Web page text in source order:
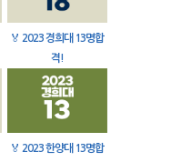
🏅 2023 경희대 13명합
격!
🏅 2023 한양대 13명합